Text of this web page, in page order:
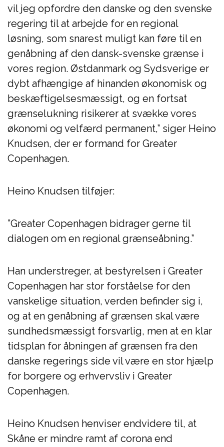
vil jeg opfordre den danske og den svenske
regering til at arbejde for en regional
løsning, som snarest muligt kan føre til en
genåbning af den dansk-svenske grænse i
vores region. Østdanmark og Sydsverige er
dybt afhængige af hinanden økonomisk og
beskæftigelsesmæssigt, og en fortsat
grænselukning risikerer at svække vores
økonomi og velfærd permanent,” siger Heino
Knudsen, der er formand for Greater
Copenhagen.
Heino Knudsen tilføjer:
”Greater Copenhagen bidrager gerne til
dialogen om en regional grænseåbning.”
Han understreger, at bestyrelsen i Greater
Copenhagen har stor forståelse for den
vanskelige situation, verden befinder sig i,
og at en genåbning af grænsen skal være
sundhedsmæssigt forsvarlig, men at en klar
tidsplan for åbningen af grænsen fra den
danske regerings side vil være en stor hjælp
for borgere og erhvervsliv i Greater
Copenhagen.
Heino Knudsen henviser endvidere til, at
Skåne er mindre ramt af corona end